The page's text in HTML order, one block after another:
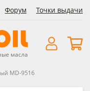
Форум Точки выдачи
масла
MD-9516